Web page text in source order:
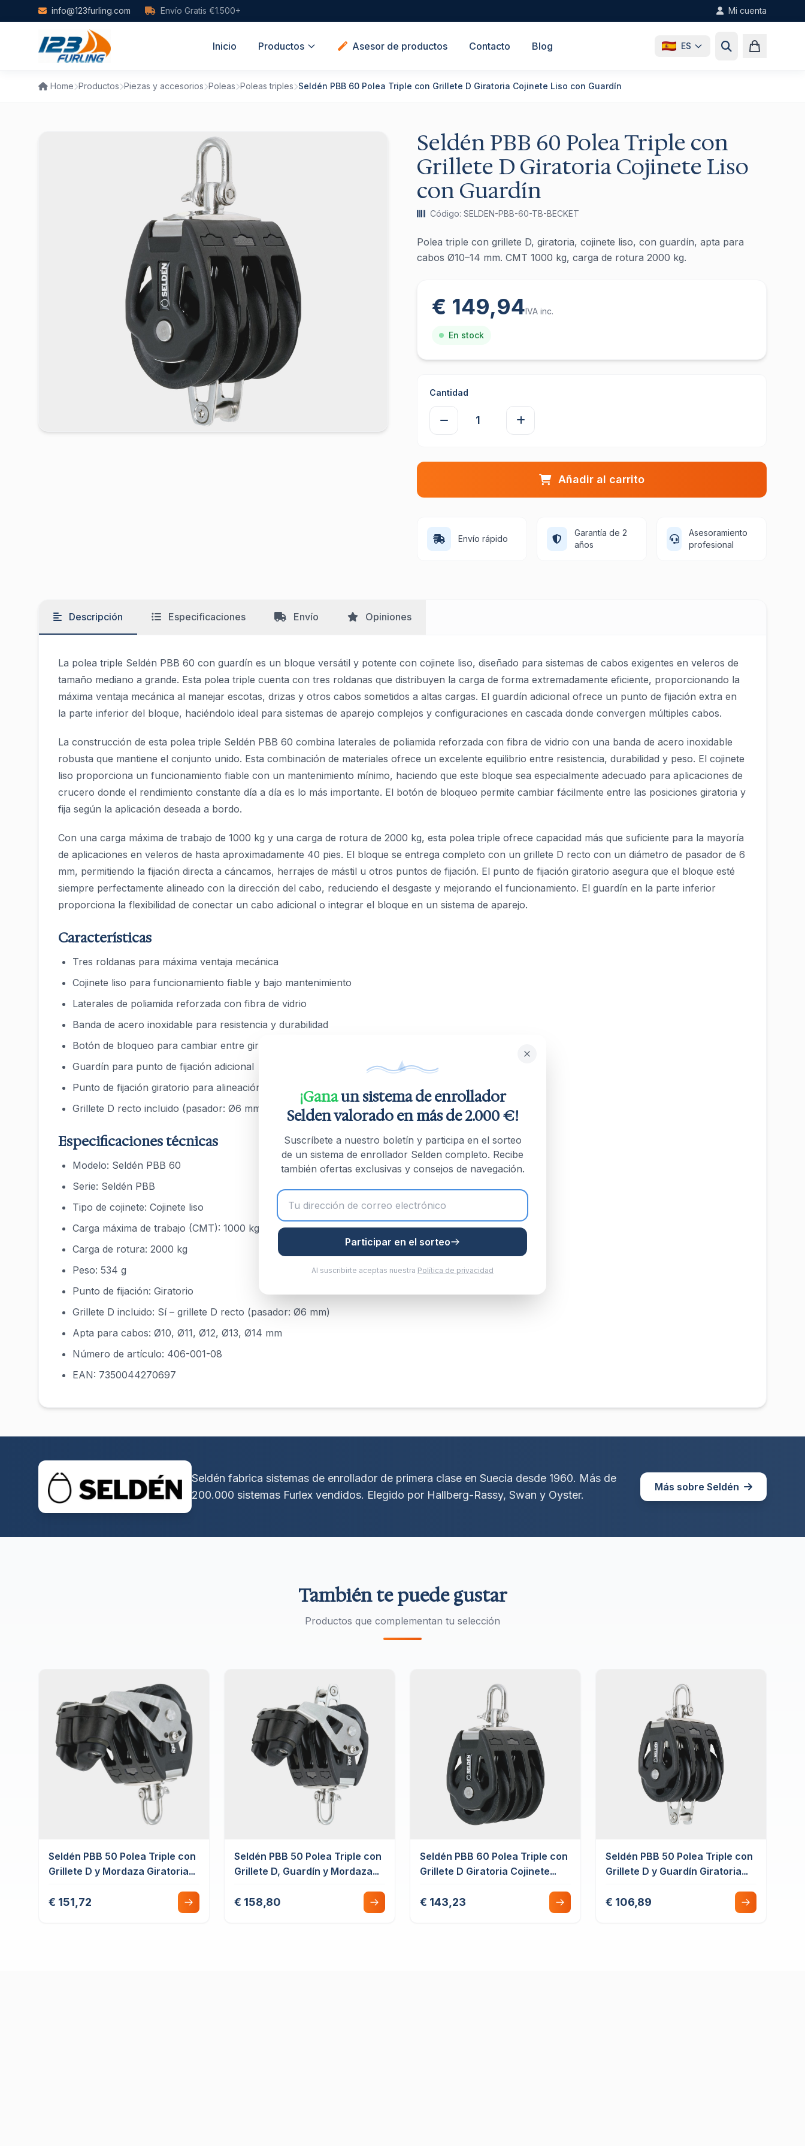
Skip to main content
info@123furling.com Envío Gratis €1.500+ Mi cuenta
Inicio Productos Asesor de productos Contacto Blog ES
Home Productos Piezas y accesorios Poleas Poleas triples Seldén PBB 60 Polea Triple con Grillete D Giratoria Cojinete Liso con Guardín
Seldén PBB 60 Polea Triple con
Grillete D Giratoria Cojinete Liso
con Guardín
Código: SELDEN-PBB-60-TB-BECKET
Polea triple con grillete D, giratoria, cojinete liso, con guardín, apta para
cabos Ø10–14 mm. CMT 1000 kg, carga de rotura 2000 kg.
€ 149,94IVA inc.
En stock
Cantidad
Añadir al carrito
Envío rápido
Garantía de 2
años
Asesoramiento
profesional
Descripción Especificaciones Envío Opiniones
La polea triple Seldén PBB 60 con guardín es un bloque versátil y potente con cojinete liso, diseñado para sistemas de cabos exigentes en veleros de
tamaño mediano a grande. Esta polea triple cuenta con tres roldanas que distribuyen la carga de forma extremadamente eficiente, proporcionando la
máxima ventaja mecánica al manejar escotas, drizas y otros cabos sometidos a altas cargas. El guardín adicional ofrece un punto de fijación extra en
la parte inferior del bloque, haciéndolo ideal para sistemas de aparejo complejos y configuraciones en cascada donde convergen múltiples cabos.
La construcción de esta polea triple Seldén PBB 60 combina laterales de poliamida reforzada con fibra de vidrio con una banda de acero inoxidable
robusta que mantiene el conjunto unido. Esta combinación de materiales ofrece un excelente equilibrio entre resistencia, durabilidad y peso. El cojinete
liso proporciona un funcionamiento fiable con un mantenimiento mínimo, haciendo que este bloque sea especialmente adecuado para aplicaciones de
crucero donde el rendimiento constante día a día es lo más importante. El botón de bloqueo permite cambiar fácilmente entre las posiciones giratoria y
fija según la aplicación deseada a bordo.
Con una carga máxima de trabajo de 1000 kg y una carga de rotura de 2000 kg, esta polea triple ofrece capacidad más que suficiente para la mayoría
de aplicaciones en veleros de hasta aproximadamente 40 pies. El bloque se entrega completo con un grillete D recto con un diámetro de pasador de 6
mm, permitiendo la fijación directa a cáncamos, herrajes de mástil u otros puntos de fijación. El punto de fijación giratorio asegura que el bloque esté
siempre perfectamente alineado con la dirección del cabo, reduciendo el desgaste y mejorando el funcionamiento. El guardín en la parte inferior
proporciona la flexibilidad de conectar un cabo adicional o integrar el bloque en un sistema de aparejo.
Características
Tres roldanas para máxima ventaja mecánica
Cojinete liso para funcionamiento fiable y bajo mantenimiento
Laterales de poliamida reforzada con fibra de vidrio
Banda de acero inoxidable para resistencia y durabilidad
Botón de bloqueo para cambiar entre giratorio y fijo
Guardín para punto de fijación adicional
Punto de fijación giratorio para alineación óptima del cabo
Grillete D recto incluido (pasador: Ø6 mm)
Especificaciones técnicas
Modelo: Seldén PBB 60
Serie: Seldén PBB
Tipo de cojinete: Cojinete liso
Carga máxima de trabajo (CMT): 1000 kg
Carga de rotura: 2000 kg
Peso: 534 g
Punto de fijación: Giratorio
Grillete D incluido: Sí – grillete D recto (pasador: Ø6 mm)
Apta para cabos: Ø10, Ø11, Ø12, Ø13, Ø14 mm
Número de artículo: 406-001-08
EAN: 7350044270697
Seldén fabrica sistemas de enrollador de primera clase en Suecia desde 1960. Más de
200.000 sistemas Furlex vendidos. Elegido por Hallberg-Rassy, Swan y Oyster.
Más sobre Seldén
También te puede gustar
Productos que complementan tu selección
Seldén PBB 50 Polea Triple con
Grillete D y Mordaza Giratoria
€ 151,72
Seldén PBB 50 Polea Triple con
Grillete D, Guardín y Mordaza
€ 158,80
Seldén PBB 60 Polea Triple con
Grillete D Giratoria Cojinete
€ 143,23
Seldén PBB 50 Polea Triple con
Grillete D y Guardín Giratoria
€ 106,89
¡Ganaun sistema de enrollador
Selden valorado en más de 2.000 €!
Suscríbete a nuestro boletín y participa en el sorteo
de un sistema de enrollador Selden completo. Recibe
también ofertas exclusivas y consejos de navegación.
Participar en el sorteo
Al suscribirte aceptas nuestra Política de privacidad